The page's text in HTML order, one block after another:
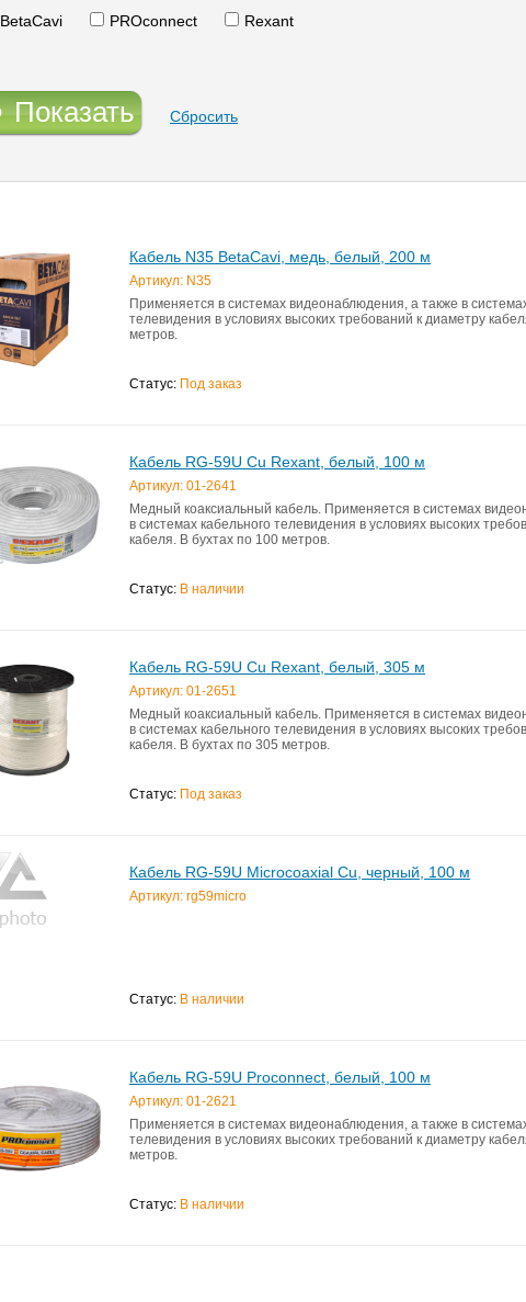
BetaCavi
PROconnect Rexant
Показать Сбросить
Кабель N35 BetaCavi, медь, белый, 200 м
Артикул: N35
Применяется в системах видеонаблюдения, а также в
телевидения в условиях высоких требований к диаметру
метров.
Статус: Под заказ
Кабель RG-59U Cu Rexant, белый, 100 м
Артикул: 01-2641
Медный коаксиальный кабель. Применяется в системах
в системах кабельного телевидения в условиях высоких
кабеля. В бухтах по 100 метров.
Статус: В наличии
Кабель RG-59U Cu Rexant, белый, 305 м
Артикул: 01-2651
Медный коаксиальный кабель. Применяется в системах
в системах кабельного телевидения в условиях высоких
кабеля. В бухтах по 305 метров.
Статус: Под заказ
Кабель RG-59U Microcoaxial Cu, черный, 100 м
Артикул: rg59micro
Статус: В наличии
Кабель RG-59U Proconnect, белый, 100 м
Артикул: 01-2621
Применяется в системах видеонаблюдения, а также в
телевидения в условиях высоких требований к диаметру
метров.
Статус: В наличии